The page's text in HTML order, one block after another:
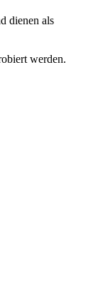
dienen als
werden.